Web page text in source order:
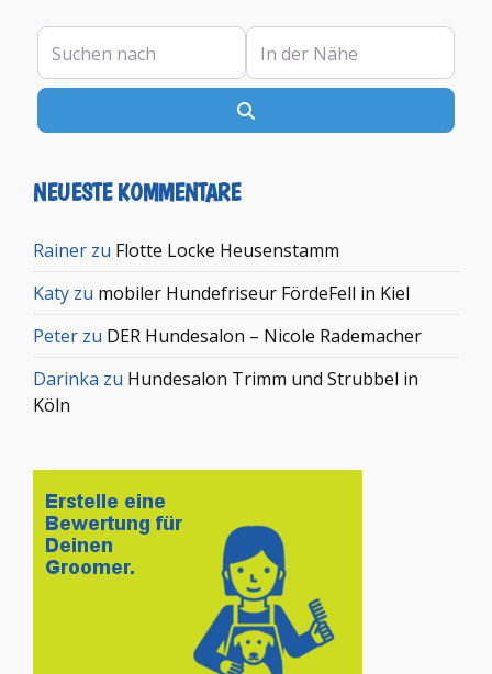
Suchen nach In der Nähe
NEUESTE KOMMENTARE
Rainer zu Flotte Locke Heusenstamm
Katy zu mobiler Hundefriseur FördeFell in Kiel
Peter zu DER Hundesalon – Nicole Rademacher
Darinka zu Hundesalon Trimm und Strubbel in
Köln